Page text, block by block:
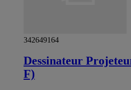
342649164
Dessinateur
F)